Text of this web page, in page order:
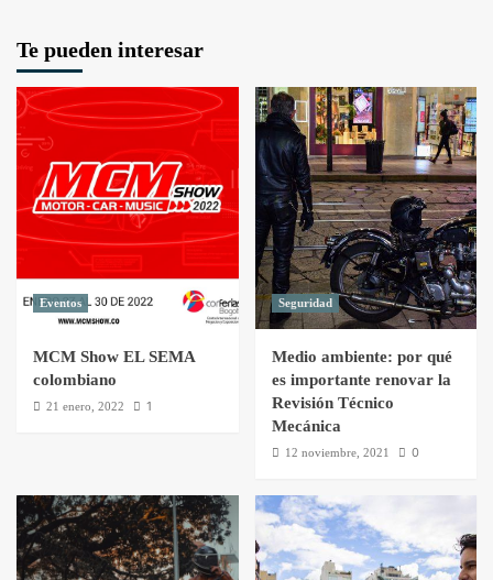
Te pueden interesar
Eventos
MCM Show EL SEMA
colombiano
21 enero, 2022 1
Seguridad
Medio ambiente: por qué
es importante renovar la
Revisión Técnico
Mecánica
12 noviembre, 2021 0